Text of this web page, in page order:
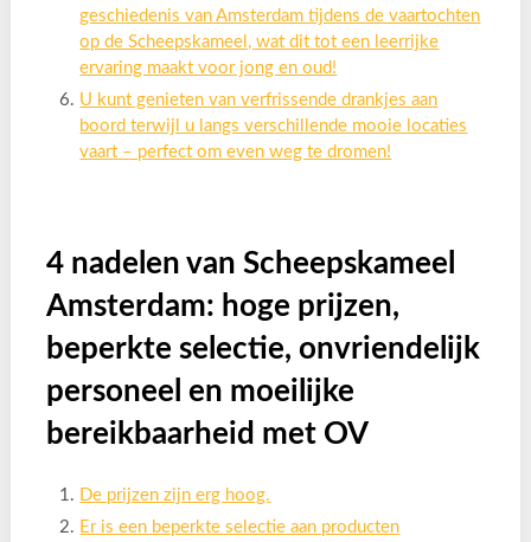
geschiedenis van Amsterdam tijdens de vaartochten
op de Scheepskameel, wat dit tot een leerrijke
ervaring maakt voor jong en oud!
U kunt genieten van verfrissende drankjes aan
boord terwijl u langs verschillende mooie locaties
vaart – perfect om even weg te dromen!
4 nadelen van Scheepskameel
Amsterdam: hoge prijzen,
beperkte selectie, onvriendelijk
personeel en moeilijke
bereikbaarheid met OV
De prijzen zijn erg hoog.
Er is een beperkte selectie aan producten